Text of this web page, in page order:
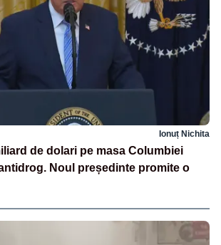
Ionuț Nichita
de dolari pe masa Columbiei
Noul președinte promite o